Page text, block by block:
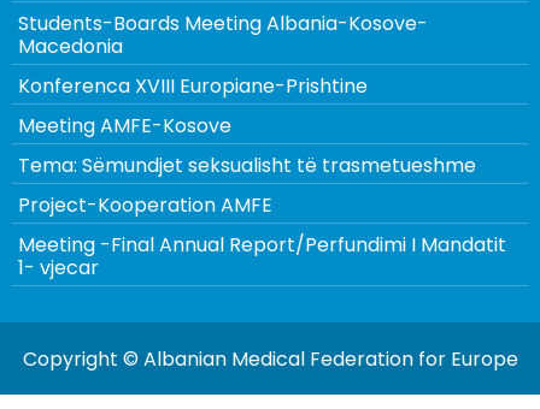
Students-Boards Meeting Albania-Kosove-
Macedonia
Konferenca XVIII Europiane-Prishtine
Meeting AMFE-Kosove
Tema: Sëmundjet seksualisht të trasmetueshme
Project-Kooperation AMFE
Meeting -Final Annual Report/Perfundimi I Mandatit
1- vjecar
Copyright © Albanian Medical Federation for Europe